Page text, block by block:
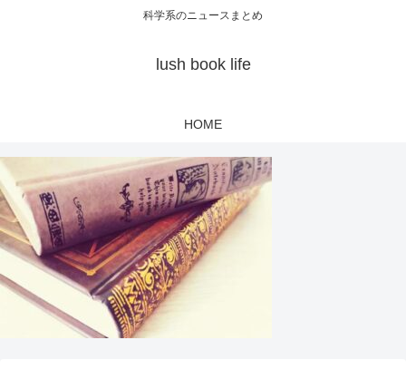
科学系のニュースまとめ
lush book life
HOME